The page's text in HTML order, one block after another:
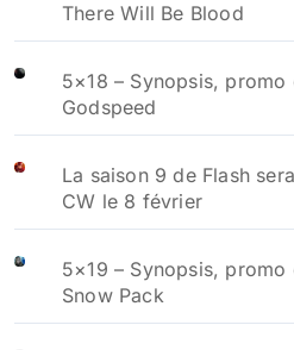
There Will Be Blood
5×18 – Synopsis,
Godspeed
La saison 9 de Flash
CW le 8 février
5×19 – Synopsis,
Snow Pack